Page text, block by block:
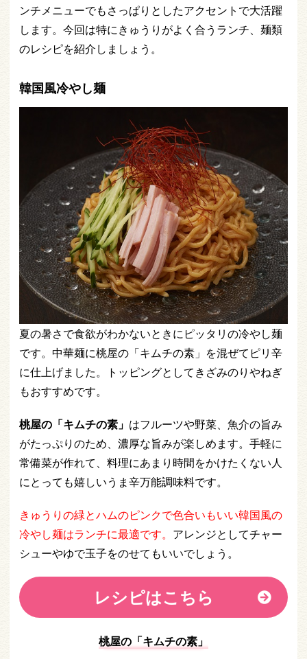
ンチメニューでもさっぱりとしたアクセントで大活躍
します。今回は特にきゅうりがよく合うランチ、麺類
のレシピを紹介しましょう。
韓国風冷やし麺
夏の暑さで食欲がわかないときにピッタリの冷やし麺
です。中華麺に桃屋の「キムチの素」を混ぜてピリ辛
に仕上げました。トッピングとしてきざみのりやねぎ
もおすすめです。
桃屋の「キムチの素」 はフルーツや野菜、魚介の旨み
がたっぷりのため、濃厚な旨みが楽しめます。手軽に
常備菜が作れて、料理にあまり時間をかけたくない人
にとっても嬉しいうま辛万能調味料です。
きゅうりの緑とハムのピンクで色合いもいい韓国風の
冷やし麺はランチに最適です。 アレンジとしてチャー
シューやゆで玉子をのせてもいいでしょう。
レシピはこちら
桃屋の「キムチの素」